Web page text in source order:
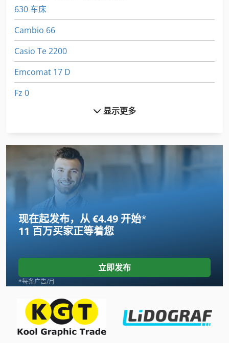
630 车床
Cambio 66
Casio Te 2200
Emcomat 17 D
Fz 0
Hsm V Press 605
Ideal Type Bas 040
International 434
Linde
Man Roland 305
Newton 20
Roland Praktika 00
Tank
Theisen Bonitz Tb 310 Fp
显示更多
现在起发布，从 €4.49 开始*
11 百万买家正等着您
立即发布
*每条广告/月